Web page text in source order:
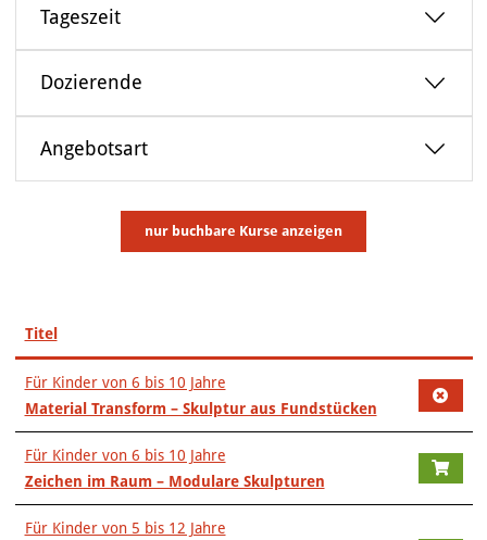
KUNSTVERMITTLUNG
ÜBER UNS
Tageszeit
Dozierende
Angebotsart
nur buchbare Kurse anzeigen
Titel
–
Für Kinder von 6 bis 10 Jahre
Material Transform – Skulptur aus Fundstücken
Für Kinder von 6 bis 10 Jahre
Zeichen im Raum – Modulare Skulpturen
Für Kinder von 5 bis 12 Jahre